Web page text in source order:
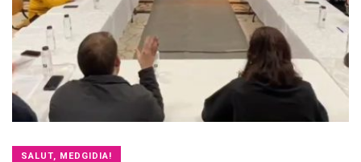
SALUT, MEDGIDIA!